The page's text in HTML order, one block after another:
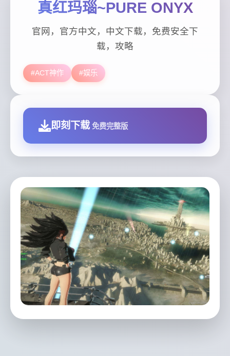
真红玛瑙~PURE ONYX
官网，官方中文，中文下载，免费安全下
载，攻略
#ACT神作 #娱乐
即刻下载 免费完整版